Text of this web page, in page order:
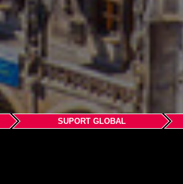
SUPORT GLOBAL